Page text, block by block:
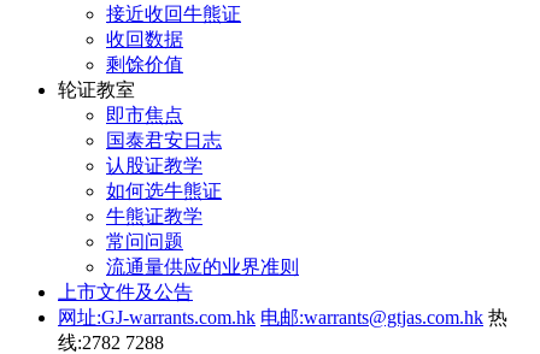
接近收回牛熊证
收回数据
剩馀价值
轮证教室
即市焦点
国泰君安日志
认股证教学
如何选牛熊证
牛熊证教学
常问问题
流通量供应的业界准则
上市文件及公告
网址:GJ-warrants.com.hk 电邮:warrants@gtjas.com.hk 热
线:2782 7288